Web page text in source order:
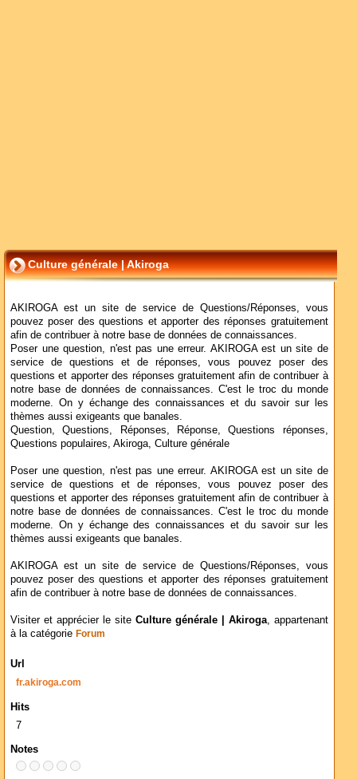
Culture générale | Akiroga
AKIROGA est un site de service de Questions/Réponses, vous
pouvez poser des questions et apporter des réponses gratuitement
afin de contribuer à notre base de données de connaissances.
Poser une question, n'est pas une erreur. AKIROGA est un site de
service de questions et de réponses, vous pouvez poser des
questions et apporter des réponses gratuitement afin de contribuer à
notre base de données de connaissances. C'est le troc du monde
moderne. On y échange des connaissances et du savoir sur les
thèmes aussi exigeants que banales.
Question, Questions, Réponses, Réponse, Questions réponses,
Questions populaires, Akiroga, Culture générale
Poser une question, n'est pas une erreur. AKIROGA est un site de
service de questions et de réponses, vous pouvez poser des
questions et apporter des réponses gratuitement afin de contribuer à
notre base de données de connaissances. C'est le troc du monde
moderne. On y échange des connaissances et du savoir sur les
thèmes aussi exigeants que banales.
AKIROGA est un site de service de Questions/Réponses, vous
pouvez poser des questions et apporter des réponses gratuitement
afin de contribuer à notre base de données de connaissances.
Visiter et apprécier le site Culture générale | Akiroga, appartenant
à la catégorie Forum
Url
fr.akiroga.com
Hits
7
Notes